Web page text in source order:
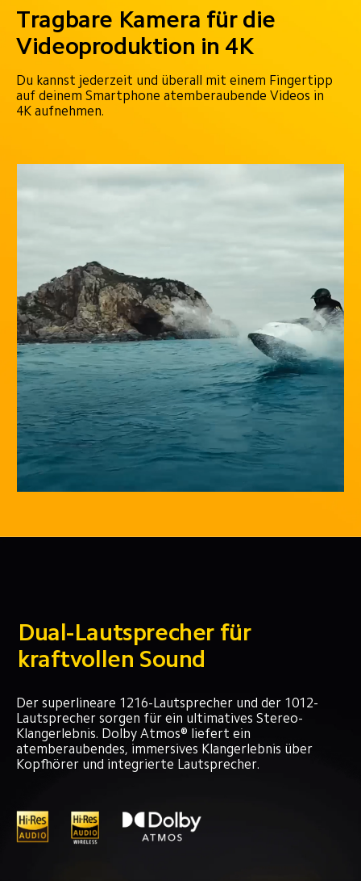
Tragbare Kamera für die
Videoproduktion in 4K
Du kannst jederzeit und überall mit einem Fingertipp
auf deinem Smartphone atemberaubende Videos in
4K aufnehmen.
Dual-Lautsprecher für
kraftvollen Sound
Der superlineare 1216-Lautsprecher und der 1012-
Lautsprecher sorgen für ein ultimatives Stereo-
Klangerlebnis. Dolby Atmos® liefert ein
atemberaubendes, immersives Klangerlebnis über
Kopfhörer und integrierte Lautsprecher.